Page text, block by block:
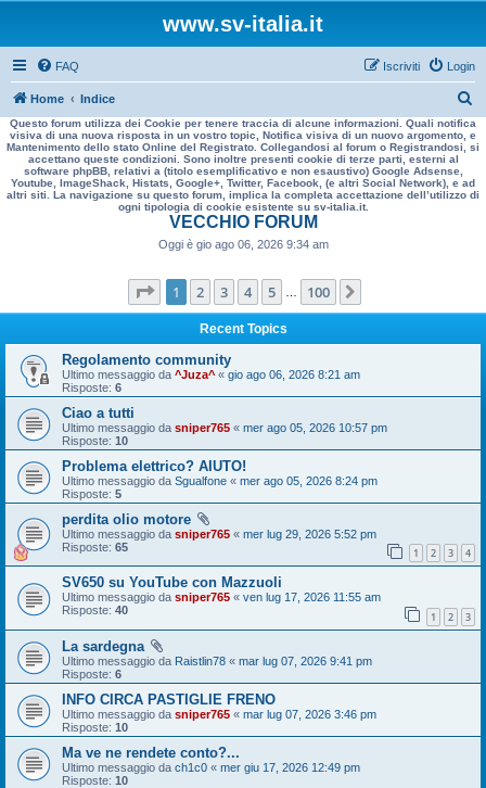
www.sv-italia.it
FAQ Login
Iscriviti
Home Indice
e
r
a
Questo forum utilizza dei Cookie per tenere traccia di alcune informazioni. Quali notifica
visiva di una nuova risposta in un vostro topic, Notifica visiva di un nuovo argomento, e
Mantenimento dello stato Online del Registrato. Collegandosi al forum o Registrandosi, si
accettano queste condizioni. Sono inoltre presenti cookie di terze parti, esterni al
software phpBB, relativi a (titolo esemplificativo e non esaustivo) Google Adsense,
Youtube, ImageShack, Histats, Google+, Twitter, Facebook, (e altri Social Network), e ad
altri siti. La navigazione su questo forum, implica la completa accettazione dell’utilizzo di
ogni tipologia di cookie esistente su sv-italia.it.
VECCHIO FORUM
Oggi è gio ago 06, 2026 9:34 am
Pagina di 100
1 2 3 4 5 100
Recent Topics
Regolamento community
Ultimo messaggio da ^Juza^ « gio ago 06, 2026 8:21 am
Risposte: 6
Ciao a tutti
Ultimo messaggio da sniper765 « mer ago 05, 2026 10:57 pm
Risposte: 10
Problema elettrico? AIUTO!
Ultimo messaggio da Sgualfone « mer ago 05, 2026 8:24 pm
Risposte: 5
perdita olio motore
Ultimo messaggio da sniper765 « mer lug 29, 2026 5:52 pm
Risposte: 65 1 2 3 4
SV650 su YouTube con Mazzuoli
Ultimo messaggio da sniper765 « ven lug 17, 2026 11:55 am
Risposte: 40 1 2 3
La sardegna
Ultimo messaggio da Raistlin78 « mar lug 07, 2026 9:41 pm
Risposte: 6
INFO CIRCA PASTIGLIE FRENO
Ultimo messaggio da sniper765 « mar lug 07, 2026 3:46 pm
Risposte: 10
Ma ve ne rendete conto?...
Ultimo messaggio da ch1c0 « mer giu 17, 2026 12:49 pm
Risposte: 10